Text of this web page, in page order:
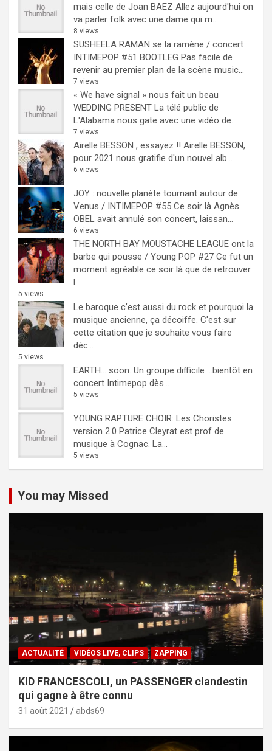
mais celle de Joan BAEZ Allez aujourd'hui on
va parler folk avec une dame qui m...
8 views
SUSHEELA RAMAN se la ramène / concert
INTIMEPOP #51 BOOTLEG Pas facile de
revenir au premier plan de la scène music...
7 views
« We have signal » nous fait un beau
WEDDING PRESENT La télé public de
L'Alabama nous gate avec une vidéo de...
7 views
Airelle BESSON , essayez !! Airelle BESSON,
pour 2021 nous gratifie d'un nouvel alb...
6 views
JOY : nouvelle planète tournant autour de
Venus / INTIMEPOP #55 Ce soir là Agnès
OBEL avait annulé son concert, laissan...
6 views
THE NORTH BAY MOUSTACHE LEAGUE ont la
barbe qui pousse / Young POP #27 Ce fut un
moment agréable ce soir là que de retrouver
l...
5 views
Le baroque c’est aussi du rock et pourquoi la
musique ancienne, ça décoiffe. C'est sur
cette citation que je souhaite vous faire
déc...
5 views
EARTH… soon. Un groupe difficile ...bientôt en
concert Intimepop dès...
5 views
YOUNG RAPTURE CHOIR: Les Choristes
version 2.0 Patrice Cleyrat est prof de
musique à Cognac. La...
5 views
You may Missed
ACTUALITÉ VIDÉOS LIVE, CLIPS ZAPPING
KID FRANCESCOLI, un PASSENGER clandestin
qui gagne à être connu
31 août 2021 abds69